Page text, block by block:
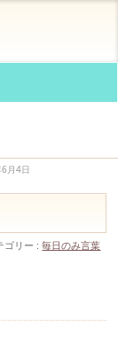
月4日
ゴリー :毎日のみ言葉